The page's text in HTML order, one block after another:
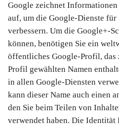
Google zeichnet
auf, um die Google-Dienste für
verbessern. Um die Google+-
können, benötigen Sie ein
öffentliches Google-Profil, das
Profil gewählten Namen
in allen Google-Diensten
kann dieser Name auch einen
den Sie beim Teilen von
verwendet haben. Die